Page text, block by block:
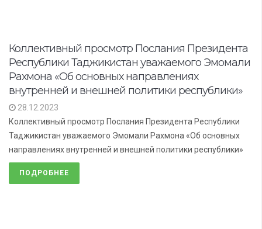
Коллективный просмотр Послания Президента
Республики Таджикистан уважаемого Эмомали
Рахмона «Об основных направлениях
внутренней и внешней политики республики»
28.12.2023
Коллективный просмотр Послания Президента Республики
Таджикистан уважаемого Эмомали Рахмона «Об основных
направлениях внутренней и внешней политики республики»
ПОДРОБНЕЕ